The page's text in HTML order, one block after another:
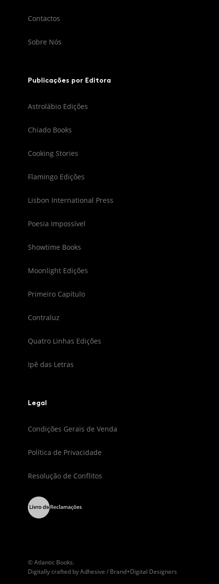
Contactos
Sobre Nós
Publicações por Editora
Astrolábio Edições
Chiado Books
Cooking Stories
Flamingo Edições
Lisbon International Press
Poesia Impossível
Showtime Books
Moonlight Edições
Primeiro Capítulo
Contraluz
Quatro Linhas Edições
Ipê das Letras
Legal
Condições Gerais de Venda
Política de Privacidade
Resolução de Conflitos
© Atlantic Books.
Digitally crafted byAdhesive / Brand+Digital Designers